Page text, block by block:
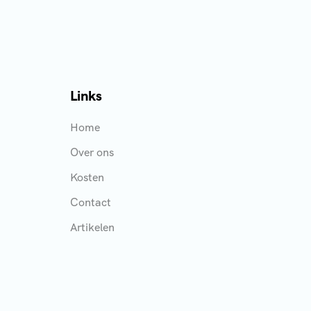
Links
Home
Over ons
Kosten
Contact
Artikelen